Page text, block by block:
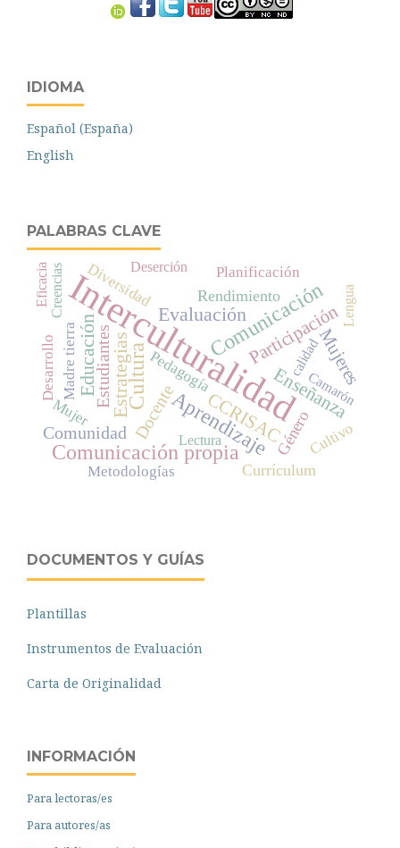
IDIOMA
Español (España)
English
PALABRAS CLAVE
Interculturalidad
Cultura
Aprendizaje
Comunicación
Comunicación propia
Estrategias
Evaluación
Educación Participación
CCRISAC
Mujeres
Enseñanza
Estudiantes
Docente
Comunidad
Rendimiento
Género
Currículum
Madre tierra Pedagogía
Planificación
Diversidad
Metodologías
Mujer
Desarrollo
Cultivo
calidad
Creencias
Eficacia Lengua
Camarón
Lectura
Deserción
DOCUMENTOS Y GUÍAS
Plantillas
Instrumentos de Evaluación
Carta de Originalidad
INFORMACIÓN
Para lectoras/es
Para autores/as